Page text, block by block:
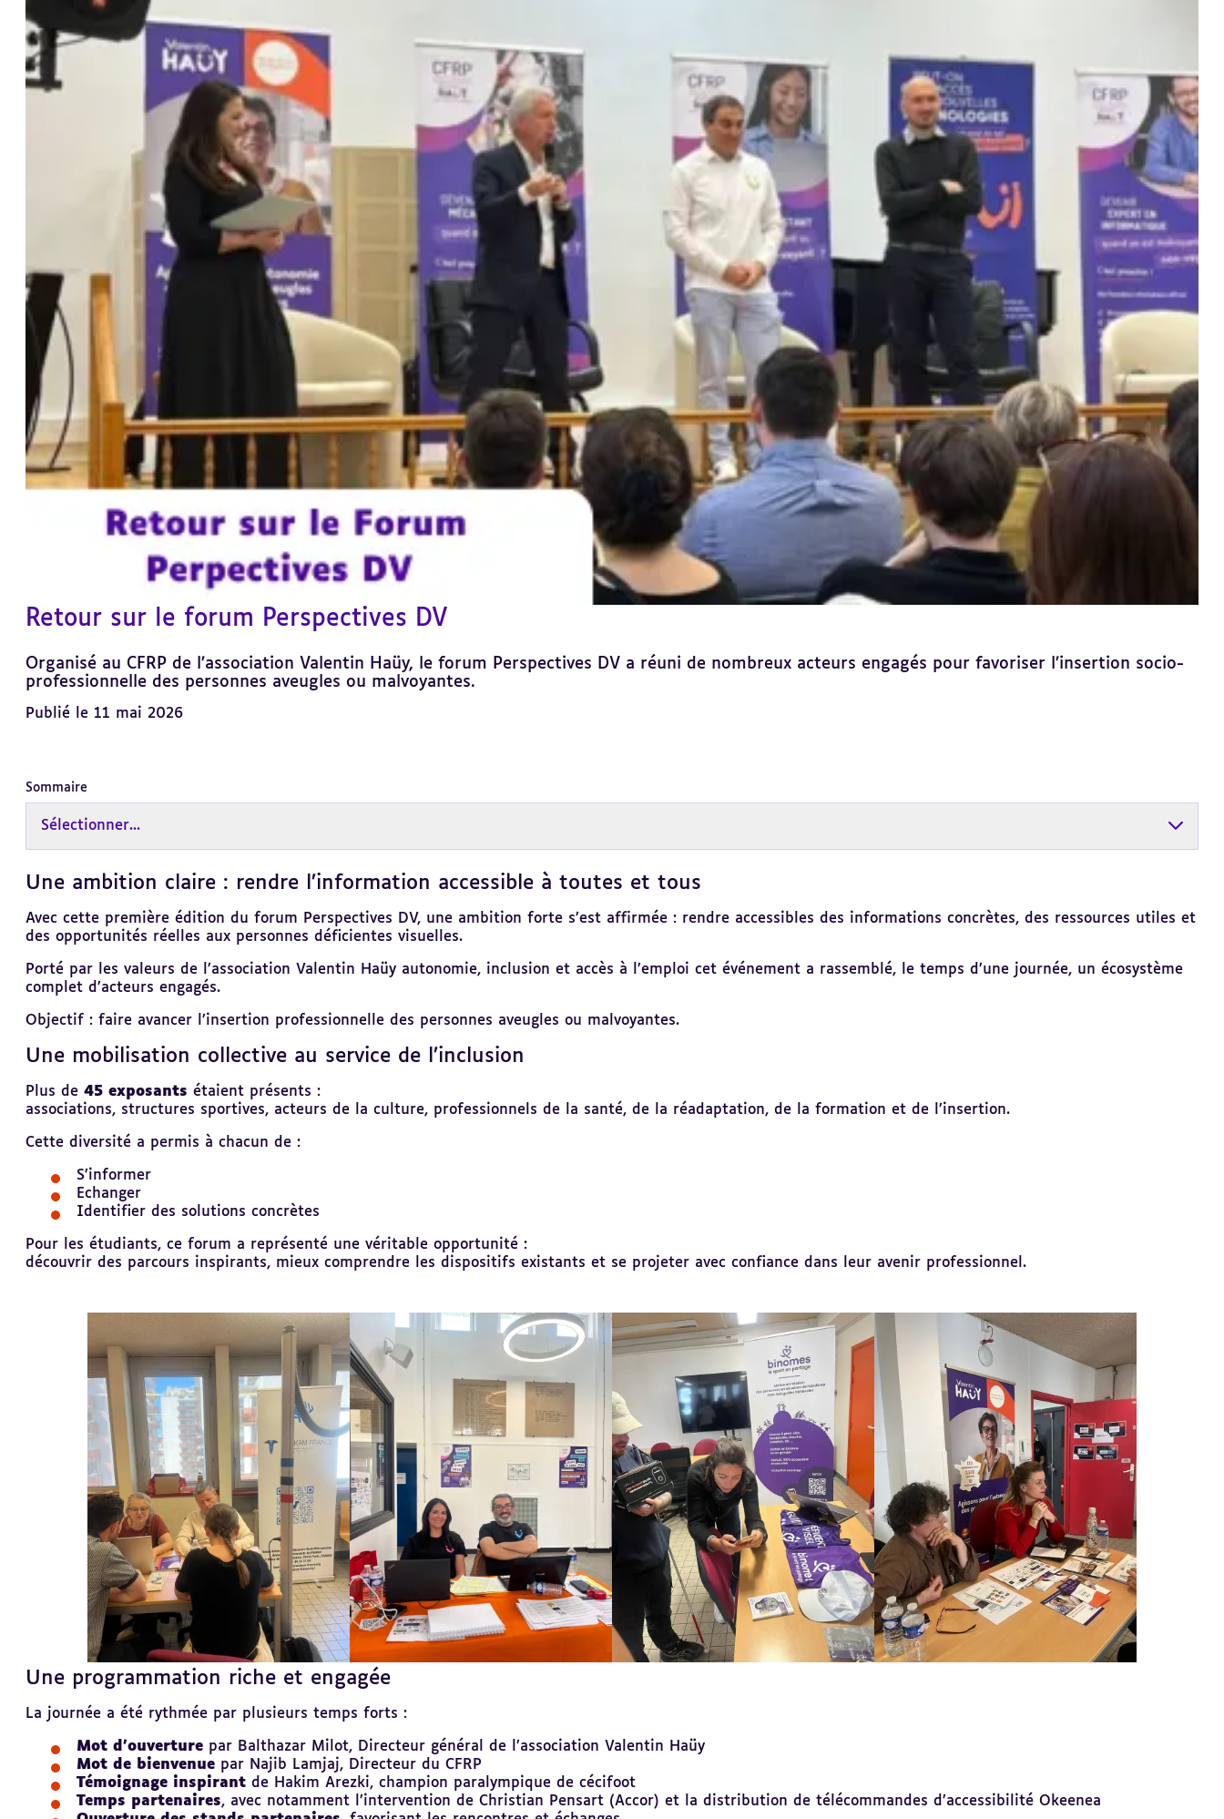
Retour sur le forum Perspectives DV
Organisé au CFRP de l’association Valentin Haüy, le forum Perspectives DV a réuni de nombreux acteurs engagés pour favoriser l’insertion socio-
professionnelle des personnes aveugles ou malvoyantes.
Publié le 11 mai 2026
Sommaire
Sélectionner...
Une ambition claire : rendre l’information accessible à toutes et tous
Avec cette première édition du forum Perspectives DV, une ambition forte s’est affirmée : rendre accessibles des informations concrètes, des ressources utiles et
des opportunités réelles aux personnes déficientes visuelles.
Porté par les valeurs de l’association Valentin Haüy autonomie, inclusion et accès à l’emploi cet événement a rassemblé, le temps d’une journée, un écosystème
complet d’acteurs engagés.
Objectif : faire avancer l’insertion professionnelle des personnes aveugles ou malvoyantes.
Revenir
sommaire
Une mobilisation collective au service de l’inclusion
Plus de 45 exposants étaient présents :
associations, structures sportives, acteurs de la culture, professionnels de la santé, de la réadaptation, de la formation et de l’insertion.
Cette diversité a permis à chacun de :
S’informer
Echanger
Identifier des solutions concrètes
Pour les étudiants, ce forum a représenté une véritable opportunité :
découvrir des parcours inspirants, mieux comprendre les dispositifs existants et se projeter avec confiance dans leur avenir professionnel.
Revenir
sommaire
Une programmation riche et engagée
La journée a été rythmée par plusieurs temps forts :
Mot d’ouverture par Balthazar Milot, Directeur général de l’association Valentin Haüy
Mot de bienvenue par Najib Lamjaj, Directeur du CFRP
Témoignage inspirant de Hakim Arezki, champion paralympique de cécifoot
Temps partenaires, avec notamment l’intervention de Christian Pensart (Accor) et la distribution de télécommandes d’accessibilité Okeenea
Revenir
sommaire